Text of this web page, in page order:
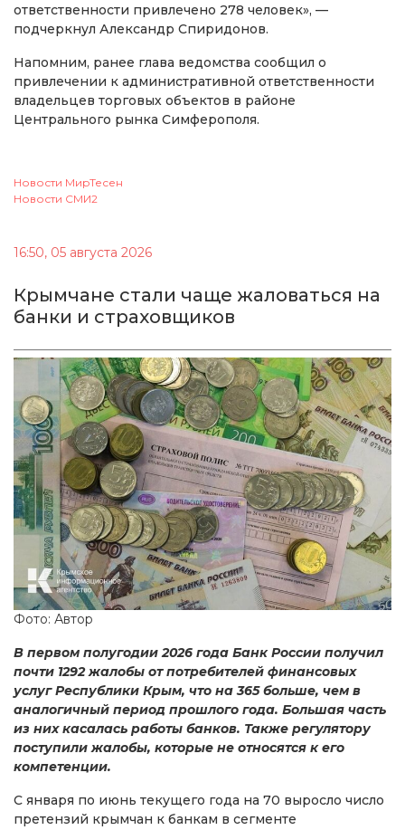
ответственности привлечено 278 человек», —
подчеркнул Александр Спиридонов.
Напомним, ранее глава ведомства сообщил о
привлечении к административной ответственности
владельцев торговых объектов в районе
Центрального рынка Симферополя.
Новости МирТесен
Новости СМИ2
16:50, 05 августа 2026
Крымчане стали чаще жаловаться на
банки и страховщиков
Фото: Автор
В первом полугодии 2026 года Банк России получил
почти 1292 жалобы от потребителей финансовых
услуг Республики Крым, что на 365 больше, чем в
аналогичный период прошлого года. Большая часть
из них касалась работы банков. Также регулятору
поступили жалобы, которые не относятся к его
компетенции.
С января по июнь текущего года на 70 выросло число
претензий крымчан к банкам в сегменте